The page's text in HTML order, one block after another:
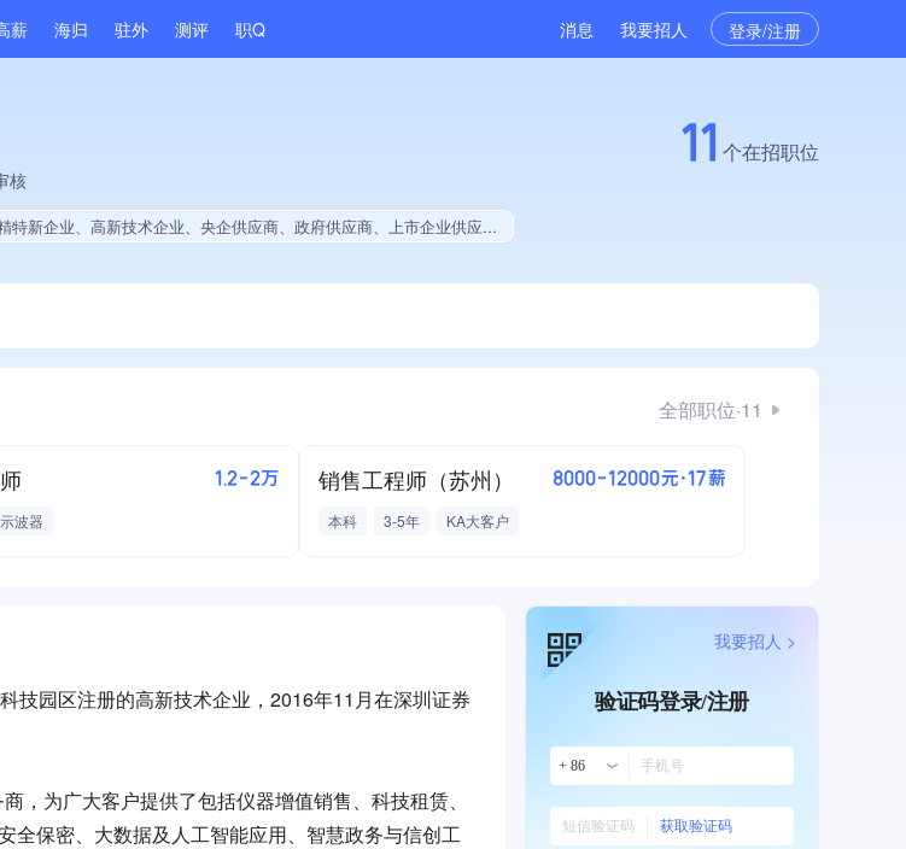
薪 海归 驻外 测评 职Q 消息 我要招人 登录/注册
核
域创新能力、绝对控股6家公司、薪资水平全省同行前30%、A级纳税人、知名品牌供应商、多产业布局、拥有节能环保技术、拥有自主品牌、拥有发明专利、专利授权量同领域前5%、技术布局行业领先、经营年限全国同行前5%、集团核心成员、权威管理体系认证、创新型中小企业、全国多家直营店、大学生就业贡献、2025年公开项目中标、拥有绿色资质、拥有美术作品、美术作品创作量位于同行前500、拥有多项著作权、2025年度软件研发量极速增长、软件研发量位于同行前500
11 个在招职位
全部职位·11
1.2-2万
示波器
销售工程师（苏州） 8000-12000元·17薪
本科 3-5年 KA大客户
技园区注册的高新技术企业，2016年11月在深圳证券
，为广大客户提供了包括仪器增值销售、科技租赁、
全保密、大数据及人工智能应用、智慧政务与信创工
验证码登录/注册
+ 86
获取验证码
我要招人 >